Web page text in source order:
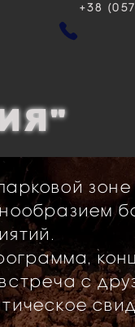
+38
зоне
встреча с